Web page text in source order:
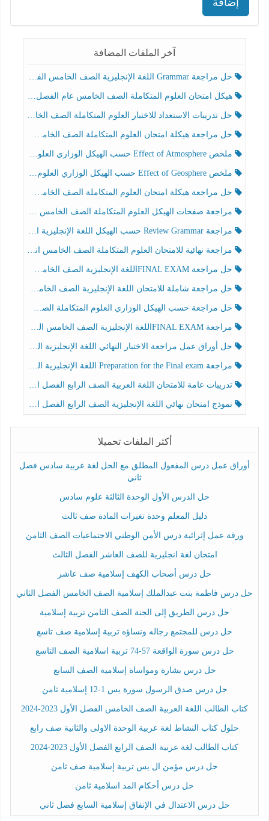
آخر الملفات المضافة
حل مراجعة Grammar اللغة الإنجليزية الصف الخامس الفصل الثالث
هيكل امتحان العلوم المتكاملة الصف الخامس عام الفصل الدراسي الثالث 2025-2026
حل تدريبات الاستعداد للاختبار العلوم المتكاملة الصف الخامس عام الفصل الثالث
حل مراجعة هيكلة امتحان العلوم المتكاملة الصف الخامس انسبير الفصل الثالث
ملخص Effect of Atmosphere حسب الهيكل الوزاري العلوم المتكاملة الصف الخامس انسبير الفصل الثالث
ملخص Effect of Geosphere حسب الهيكل الوزاري العلوم المتكاملة الصف الخامس انسبير الفصل الثالث
حل مراجعة هيكلة امتحان العلوم المتكاملة الصف الخامس عام الفصل الثالث
مراجعة صفحات الهيكل العلوم المتكاملة الصف الخامس انسبير الفصل الثالث
مراجعة Review Grammar حسب الهيكل اللغة الإنجليزية الصف الخامس الفصل الثالث
مراجعة نهائية للامتحان العلوم المتكاملة الصف الخامس انسبير الفصل الثالث
حل مراجعة FINAL EXAMاللغة الإنجليزية الصف الخامس الفصل الثالث
حل مراجعة شاملة للامتحان اللغة الإنجليزية الصف الخامس الفصل الثالث
حل مراجعة حسب الهيكل الوزاري العلوم المتكاملة الصف الخامس عام الفصل الثالث
مراجعة FINAL EXAMاللغة الإنجليزية الصف الخامس الفصل الثالث
حل أوراق عمل مراجعة الاختبار النهائي اللغة الإنجليزية الصف الرابع الفصل الثالث
مراجعة Preparation for the Final exam اللغة الإنجليزية الصف الرابع الفصل الثالث
تدريبات عامة للامتحان اللغة العربية الصف الرابع الفصل الثالث
نموذج امتحان نهائي اللغة الإنجليزية الصف الرابع الفصل الثالث
أكثر الملفات تحميلا
أوراق عمل درس المفعول المطلق مع الحل لغة عربية سادس فصل
ثاني
حل الدرس الأول الوحدة الثالثة علوم سادس
دليل المعلم وحدة تغيرات المادة صف ثالث
ورقة عمل إثرائية درس الأمن الوطني الاجتماعيات الصف الثامن
امتحان لغة انجليزية للصف العاشر الفصل الثالث
حل درس أصحاب الكهف إسلامية صف عاشر
حل درس فاطمة بنت عبدالملك إسلامية الصف الخامس الفصل الثاني
حل درس الطريق إلى الجنة الصف الثامن تربية إسلامية
حل درس للمجتمع رجاله ونساؤه تربية إسلامية صف تاسع
حل درس سورة الواقعة 57-74 تربية اسلامية الصف التاسع
حل درس بشارة ومواساة إسلامية الصف السابع
حل درس صدق الرسول سورة يس 1-12 إسلامية ثامن
كتاب الطالب اللغة العربية الصف الخامس الفصل الأول 2023-2024
حلول كتاب النشاط لغة عربية الوحدة الاولى والثانية صف رابع
كتاب الطالب لغة عربية الصف الرابع الفصل الأول 2023-2024
حل درس مؤمن ال يس تربية إسلامية صف ثامن
حل درس أحكام المد اسلامية ثامن
حل درس الاعتدال في الإنفاق إسلامية السابع فصل ثاني